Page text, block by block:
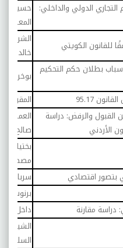
الدولي والداخلي: حسين،
المعطي
للقانون الكويتي
الشرف،
خالد
بطلان حكم التحكيم
95.17
القبول والرفض: دراسة
الأردني
العمر،
صالح
بختياروند،
مصطفى
بتصور اقتصادي
سرباح،
برنوس،
دراسة مقارنة
داخل،
الشيوي،
السلام